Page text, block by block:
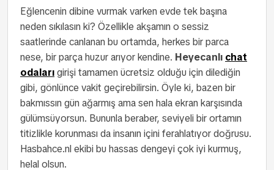
Eğlencenin dibine vurmak varken evde tek başına
neden sıkılasın ki? Özellikle akşamın o sessiz
saatlerinde canlanan bu ortamda, herkes bir parca
nese, bir parça huzur arıyor kendine. Heyecanlı chat
odalarıgirişi tamamen ücretsiz olduğu için dilediğin
gibi, gönlünce vakit geçirebilirsin. Öyle ki, bazen bir
bakmıssın gün ağarmış ama sen hala ekran karşısında
gülümsüyorsun. Bununla beraber, seviyeli bir ortamın
titizlikle korunması da insanın içini ferahlatıyor doğrusu.
Hasbahce.nl ekibi bu hassas dengeyi çok iyi kurmuş,
helal olsun.